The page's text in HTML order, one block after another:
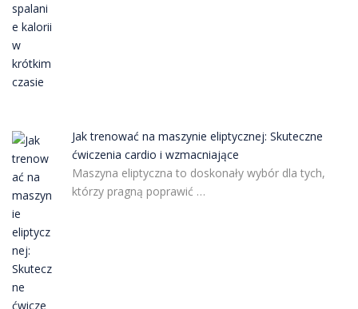
Jak trenować na maszynie eliptycznej: Skuteczne
ćwiczenia cardio i wzmacniające
Maszyna eliptyczna to doskonały wybór dla tych,
którzy pragną poprawić …